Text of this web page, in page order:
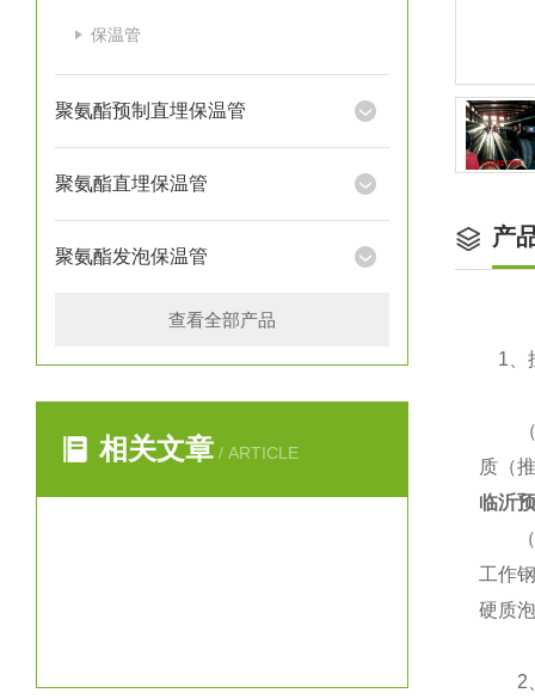
保温管
聚氨酯预制直埋保温管
聚氨酯直埋保温管
聚氨酯发泡保温管
查看全部产品
相关文章 / ARTICLE
产
1、
（1
质（
临沂
（2
工作
硬质
2、